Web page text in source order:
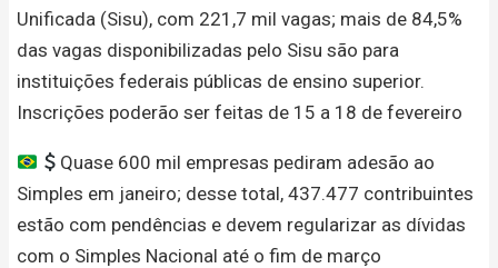
Unificada (Sisu), com 221,7 mil vagas; mais de 84,5%
das vagas disponibilizadas pelo Sisu são para
instituições federais públicas de ensino superior.
Inscrições poderão ser feitas de 15 a 18 de fevereiro
Quase 600 mil empresas pediram adesão ao
Simples em janeiro; desse total, 437.477 contribuintes
estão com pendências e devem regularizar as dívidas
com o Simples Nacional até o fim de março